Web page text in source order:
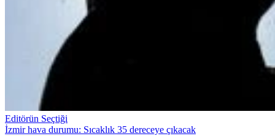
Editörün Seçtiği
İzmir hava durumu: Sıcaklık 35 dereceye çıkacak